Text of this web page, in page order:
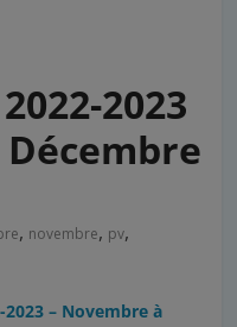
2023
, novembre, pv,
2023 – Novembre à